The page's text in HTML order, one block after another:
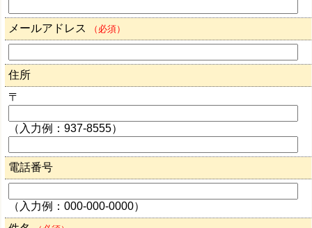
メールアドレス （必須）
住所
〒
（入力例：937-8555）
電話番号
（入力例：000-000-0000）